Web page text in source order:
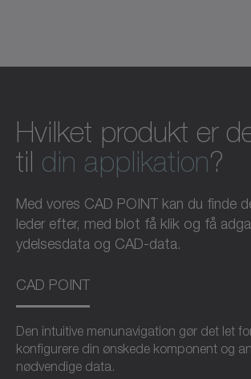
Hvilket produkt er
til din applikation?
Med vores CAD POINT kan du finde
leder efter, med blot få klik og få
ydelsesdata og CAD-data.
CAD POINT
Den intuitive menunavigation gør det let
konfigurere din ønskede komponent og
nødvendige data.